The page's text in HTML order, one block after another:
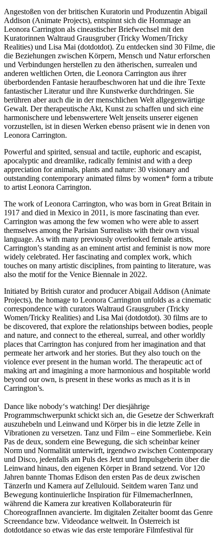
Angestoßen von der britischen Kuratorin und Produzentin Abigail
Addison (Animate Projects), entspinnt sich die Hommage an
Leonora Carrington als cineastischer Briefwechsel mit den
Kuratorinnen Waltraud Grausgruber (Tricky Women/Tricky
Realities) und Lisa Mai (dotdotdot). Zu entdecken sind 30 Filme, die
die Beziehungen zwischen Körpern, Mensch und Natur erforschen
und Verbindungen herstellen zu den ätherischen, surrealen und
anderen weltlichen Orten, die Leonora Carrington aus ihrer
überbordenden Fantasie heraufbeschworen hat und die ihre Texte
fantastischer Literatur und ihre Kunstwerke durchdringen. Sie
berühren aber auch die in der menschlichen Welt allgegenwärtige
Gewalt. Der therapeutische Akt, Kunst zu schaffen und sich eine
harmonischere und lebenswertere Welt jenseits unserer eigenen
vorzustellen, ist in diesen Werken ebenso präsent wie in denen von
Leonora Carrington.
Powerful and spirited, sensual and tactile, euphoric and escapist,
apocalyptic and dreamlike, radically feminist and with a deep
appreciation for animals, plants and nature: 30 visionary and
outstanding contemporary animated films by women* form a tribute
to artist Leonora Carrington.
The work of Leonora Carrington, who was born in Great Britain in
1917 and died in Mexico in 2011, is more fascinating than ever.
Carrington was among the few women who were able to assert
themselves among the Parisian Surrealists with their own visual
language. As with many previously overlooked female artists,
Carrington’s standing as an eminent artist and feminist is now more
widely celebrated. Her fascinating and complex work, which
touches on many artistic disciplines, from painting to literature, was
also the motif for the Venice Biennale in 2022.
Initiated by British curator and producer Abigail Addison (Animate
Projects), the homage to Leonora Carrington unfolds as a cinematic
correspondence with curators Waltraud Grausgruber (Tricky
Women/Tricky Realities) and Lisa Mai (dotdotdot). 30 films are to
be discovered, that explore the relationships between bodies, people
and nature, and connect to the ethereal, surreal, and other worldly
places that Carrington has conjured from her imagination and that
permeate her artwork and her stories. But they also touch on the
violence ever present in the human world. The therapeutic act of
making art and imagining a more harmonious and hospitable world
beyond our own, is present in these works as much as it is in
Carrington’s.
Dance like nobody‘s watching! Der diesjährige
Programmschwerpunkt schickt sich an, die Gesetze der Schwerkraft
auszuhebeln und Leinwand und Körper bis in die letzte Zelle in
Vibrationen zu versetzen. Tanz und Film – eine Sommerliebe. Kein
Pas de deux, sondern eine Bewegung, die sich scheinbar keiner
Norm und Normalität unterwirft, irgendwo zwischen Contemporary
und Disco, jedenfalls am Puls des Jetzt und Impulsgeberin über die
Leinwand hinaus, den eigenen Körper in Brand setzend. Vor 120
Jahren bannte Thomas Edison den ersten Pas de deux zwischen
TänzerIn und Kamera auf Zellulouid. Seitdem waren Tanz und
Bewegung kontinuierliche Inspiration für FilmemacherInnen,
während die Kamera zur kreativen Kollaborateurin für
ChoreografInnen avancierte. Im digitalen Zeitalter boomt das Genre
Screendance bzw. Videodance weltweit. In Österreich ist
dotdotdance so etwas wie das erste temporäre Filmfestival für